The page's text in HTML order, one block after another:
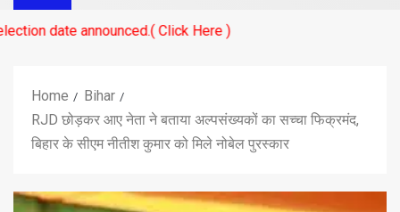
Click Here )
Home
Bihar
RJD छोड़कर आए नेता ने बताया अल्पसंख्यकों का सच्चा फिक्रमंद,
बिहार के सीएम नीतीश कुमार को मिले नोबेल पुरस्कार